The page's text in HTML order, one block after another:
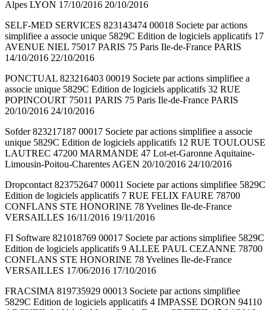
Alpes LYON 17/10/2016 20/10/2016
SELF-MED SERVICES 823143474 00018 Societe par actions
simplifiee a associe unique 5829C Edition de logiciels applicatifs 17
AVENUE NIEL 75017 PARIS 75 Paris Ile-de-France PARIS
14/10/2016 22/10/2016
PONCTUAL 823216403 00019 Societe par actions simplifiee a
associe unique 5829C Edition de logiciels applicatifs 32 RUE
POPINCOURT 75011 PARIS 75 Paris Ile-de-France PARIS
20/10/2016 24/10/2016
Sofder 823217187 00017 Societe par actions simplifiee a associe
unique 5829C Edition de logiciels applicatifs 12 RUE TOULOUSE
LAUTREC 47200 MARMANDE 47 Lot-et-Garonne Aquitaine-
Limousin-Poitou-Charentes AGEN 20/10/2016 24/10/2016
Dropcontact 823752647 00011 Societe par actions simplifiee 5829C
Edition de logiciels applicatifs 7 RUE FELIX FAURE 78700
CONFLANS STE HONORINE 78 Yvelines Ile-de-France
VERSAILLES 16/11/2016 19/11/2016
FI Software 821018769 00017 Societe par actions simplifiee 5829C
Edition de logiciels applicatifs 9 ALLEE PAUL CEZANNE 78700
CONFLANS STE HONORINE 78 Yvelines Ile-de-France
VERSAILLES 17/06/2016 17/10/2016
FRACSIMA 819735929 00013 Societe par actions simplifiee
5829C Edition de logiciels applicatifs 4 IMPASSE DORON 94110